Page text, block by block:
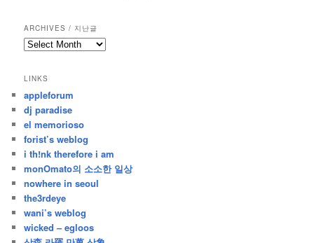
ARCHIVES / 지난글
archives
난
글
LINKS
appleforum
dj paradise
el memorioso
forist’s weblog
i th!nk therefore i am
monOmato의 소소한 일상
nowhere in seoul
the3rdeye
wani’s weblog
wicked – egloos